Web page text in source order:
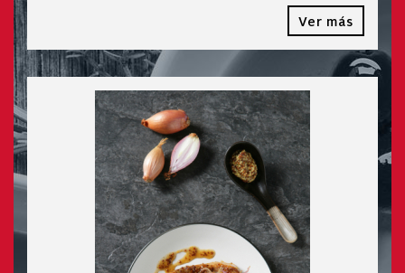
Ver más